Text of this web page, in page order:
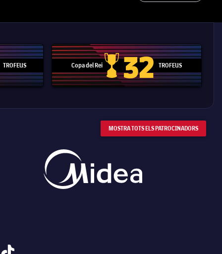
de Clubs
TROFEUS Copa del Rei
Copa del Rei
32 TROFEUS
MOSTRA TOTS ELS PATROCINADORS
tiktok